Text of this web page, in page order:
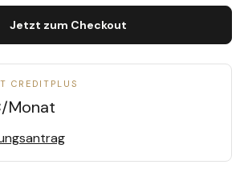
Jetzt zum Checkout
CREDITPLUS
/Monat